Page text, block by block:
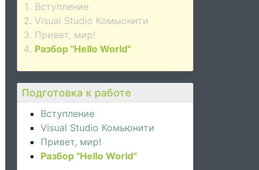
Вступление
Visual Studio Комьюнити
Привет, мир!
Разбор "Hello World"
Подготовка к работе
Вступление
Visual Studio Комьюнити
Привет, мир!
Разбор "Hello World"